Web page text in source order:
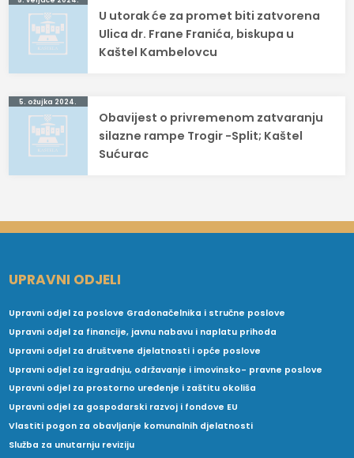
Navigacija
objava
U utorak će za promet biti zatvorena
Ulica dr. Frane Franića, biskupa u
Kaštel Kambelovcu
5. ožujka 2024.
Obavijest o privremenom zatvaranju
silazne rampe Trogir -Split; Kaštel
Sućurac
UPRAVNI ODJELI
Upravni odjel za poslove Gradonačelnika i stručne poslove
Upravni odjel za financije, javnu nabavu i naplatu prihoda
Upravni odjel za društvene djelatnosti i opće poslove
Upravni odjel za izgradnju, održavanje i imovinsko- pravne poslove
Upravni odjel za prostorno uređenje i zaštitu okoliša
Upravni odjel za gospodarski razvoj i fondove EU
Vlastiti pogon za obavljanje komunalnih djelatnosti
Služba za unutarnju reviziju